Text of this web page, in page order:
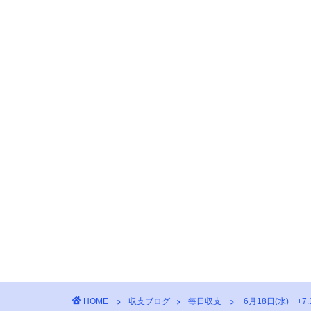
HOME 収支ブログ 毎日収支 6月18日(水)